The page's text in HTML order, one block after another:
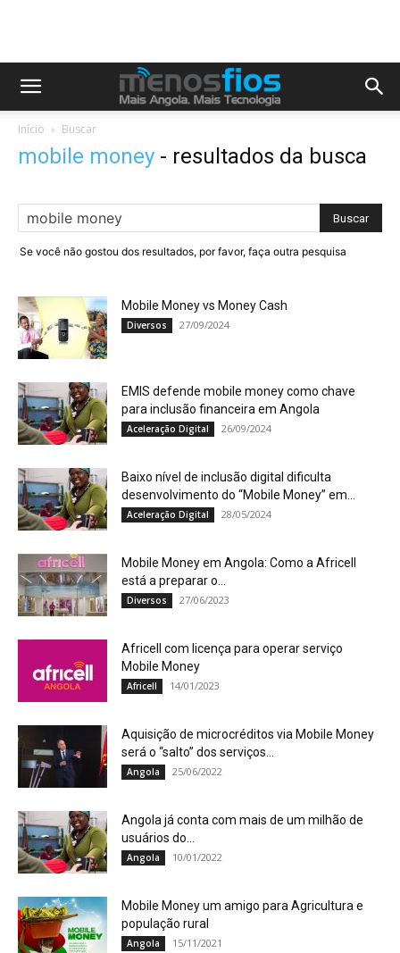
Início Buscar
mobile money - resultados da busca
Se você não gostou dos resultados, por favor, faça outra pesquisa
Mobile Money vs Money Cash
Diversos 27/09/2024
EMIS defende mobile money como chave
para inclusão financeira em Angola
Aceleração Digital 26/09/2024
Baixo nível de inclusão digital dificulta
desenvolvimento do “Mobile Money” em...
Aceleração Digital 28/05/2024
Mobile Money em Angola: Como a Africell
está a preparar o...
Diversos 27/06/2023
Africell com licença para operar serviço
Mobile Money
Africell 14/01/2023
Aquisição de microcréditos via Mobile Money
será o “salto” dos serviços...
Angola 25/06/2022
Angola já conta com mais de um milhão de
usuários do...
Angola 10/01/2022
Mobile Money um amigo para Agricultura e
população rural
Angola 15/11/2021